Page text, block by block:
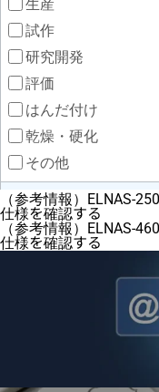
（参考情報）ELNAS-
仕様を確認する
（参考情報）ELNAS-
仕様を確認する